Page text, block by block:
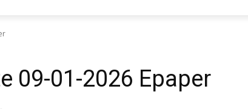
09-01-2026 Epaper